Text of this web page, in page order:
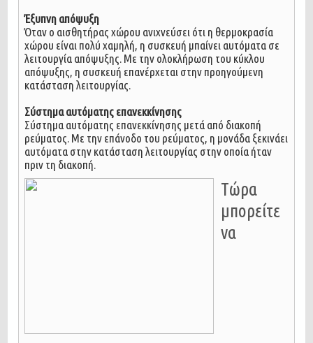
Έξυπνη απόψυξη
Όταν ο αισθητήρας χώρου ανιχνεύσει ότι η θερμοκρασία
χώρου είναι πολύ χαμηλή, η συσκευή μπαίνει αυτόματα σε
λειτουργία απόψυξης. Με την ολοκλήρωση του κύκλου
απόψυξης, η συσκευή επανέρχεται στην προηγούμενη
κατάσταση λειτουργίας.
Σύστημα αυτόματης επανεκκίνησης
Σύστημα αυτόματης επανεκκίνησης μετά από διακοπή
ρεύματος. Με την επάνοδο του ρεύματος, η μονάδα ξεκινάει
αυτόματα στην κατάσταση λειτουργίας στην οποία ήταν
πριν τη διακοπή.
Τώρα
μπορείτε
να